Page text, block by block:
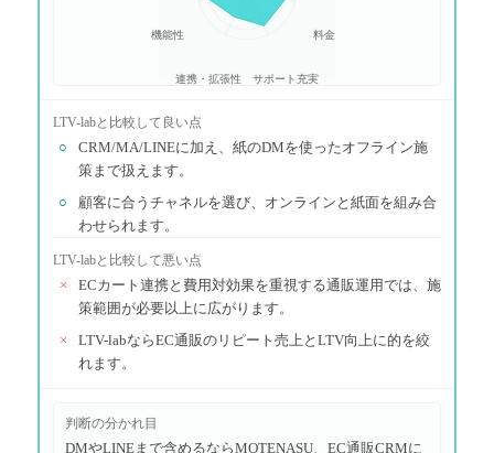
料金
サポート充実
連携・拡張性
機能性
LTV-labと比較して良い点
○
CRM/MA/LINEに加え、紙のDMを使ったオフライン施
策まで扱えます。
○
顧客に合うチャネルを選び、オンラインと紙面を組み合
わせられます。
LTV-labと比較して悪い点
×
ECカート連携と費用対効果を重視する通販運用では、施
策範囲が必要以上に広がります。
×
LTV-labならEC通販のリピート売上とLTV向上に的を絞
れます。
判断の分かれ目
DMやLINEまで含めるならMOTENASU、EC通販CRMに